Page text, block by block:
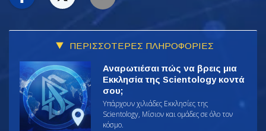
ΠΕΡΙΣΣΟΤΕΡΕΣ ΠΛΗΡΟΦΟΡΙΕΣ
Αναρωτιέσαι πώς να βρεις μια
Εκκλησία της Scientology κοντά
σου;
Υπάρχουν χιλιάδες Εκκλησίες της
Scientology, Μίσιον και ομάδες σε όλο τον
κόσμο.